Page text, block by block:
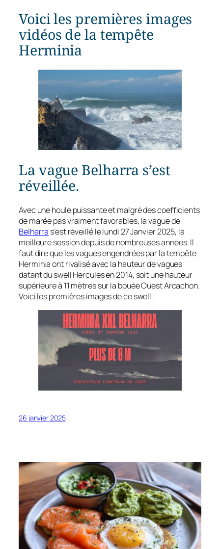
Voici les premières images
vidéos de la tempête
Herminia
La vague Belharra s’est
réveillée.
Avec une houle puissante et malgré des coefficients
de marée pas vraiment favorables, la vague de
Belharra s’est réveillé le lundi 27 Janvier 2025, la
meilleure session depuis de nombreuses années. Il
faut dire que les vagues engendrées par la tempête
Herminia ont rivalisé avec la hauteur de vagues
datant du swell Hercules en 2014, soit une hauteur
supérieure à 11 mètres sur la bouée Ouest Arcachon.
Voici les premières images de ce swell.
26 janvier 2025